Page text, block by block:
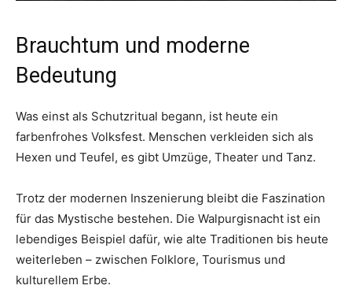
Brauchtum und moderne
Bedeutung
Was einst als Schutzritual begann, ist heute ein
farbenfrohes Volksfest. Menschen verkleiden sich als
Hexen und Teufel, es gibt Umzüge, Theater und Tanz.
Trotz der modernen Inszenierung bleibt die Faszination
für das Mystische bestehen. Die Walpurgisnacht ist ein
lebendiges Beispiel dafür, wie alte Traditionen bis heute
weiterleben – zwischen Folklore, Tourismus und
kulturellem Erbe.